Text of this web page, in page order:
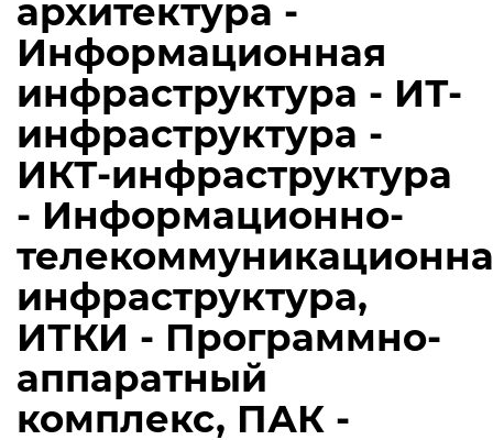
архитектура -
Информационная
инфраструктура - ИТ-
инфраструктура -
ИКТ-инфраструктура
- Информационно-
инфраструктура,
ИТКИ - Программно-
аппаратный
комплекс, ПАК -